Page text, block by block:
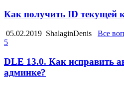
Как получить ID текущей
05.02.2019 ShalaginDenis Все
5
DLE 13.0. Как исправить
админке?